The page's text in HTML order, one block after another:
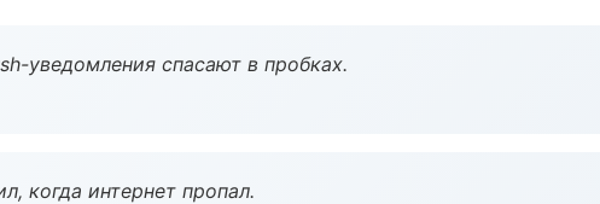
уведомления спасают в пробках.
когда интернет пропал.